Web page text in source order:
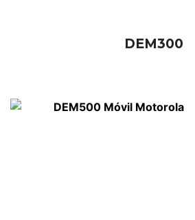
DEM300